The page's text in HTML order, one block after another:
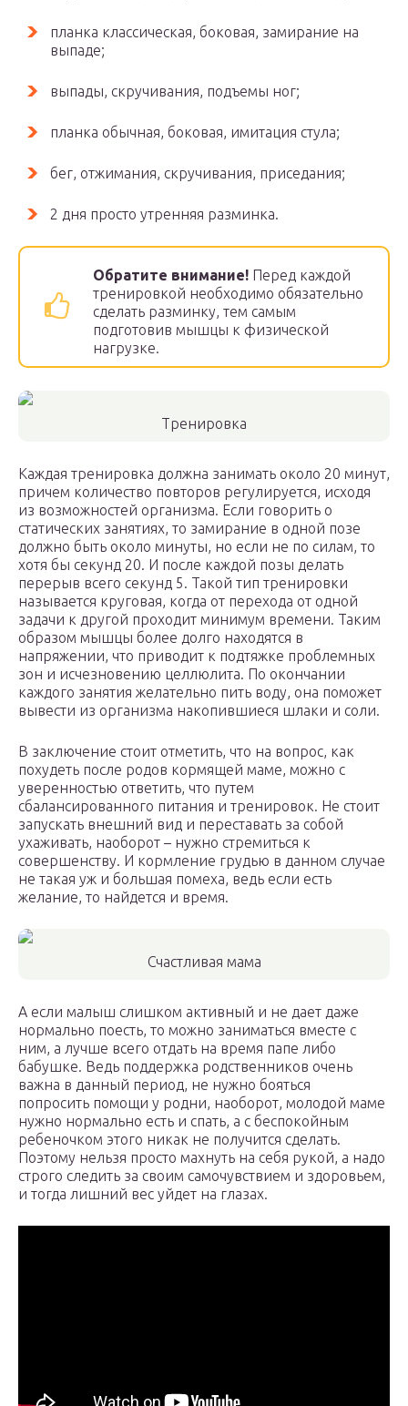
планка классическая, боковая, замирание на
выпаде;
выпады, скручивания, подъемы ног;
планка обычная, боковая, имитация стула;
бег, отжимания, скручивания, приседания;
2 дня просто утренняя разминка.
Обратите внимание! Перед каждой
тренировкой необходимо обязательно
сделать разминку, тем самым
подготовив мышцы к физической
нагрузке.
Тренировка
Каждая тренировка должна занимать около 20 минут,
причем количество повторов регулируется, исходя
из возможностей организма. Если говорить о
статических занятиях, то замирание в одной позе
должно быть около минуты, но если не по силам, то
хотя бы секунд 20. И после каждой позы делать
перерыв всего секунд 5. Такой тип тренировки
называется круговая, когда от перехода от одной
задачи к другой проходит минимум времени. Таким
образом мышцы более долго находятся в
напряжении, что приводит к подтяжке проблемных
зон и исчезновению целлюлита. По окончании
каждого занятия желательно пить воду, она поможет
вывести из организма накопившиеся шлаки и соли.
В заключение стоит отметить, что на вопрос, как
похудеть после родов кормящей маме, можно с
уверенностью ответить, что путем
сбалансированного питания и тренировок. Не стоит
запускать внешний вид и переставать за собой
ухаживать, наоборот – нужно стремиться к
совершенству. И кормление грудью в данном случае
не такая уж и большая помеха, ведь если есть
желание, то найдется и время.
Счастливая мама
А если малыш слишком активный и не дает даже
нормально поесть, то можно заниматься вместе с
ним, а лучше всего отдать на время папе либо
бабушке. Ведь поддержка родственников очень
важна в данный период, не нужно бояться
попросить помощи у родни, наоборот, молодой маме
нужно нормально есть и спать, а с беспокойным
ребеночком этого никак не получится сделать.
Поэтому нельзя просто махнуть на себя рукой, а надо
строго следить за своим самочувствием и здоровьем,
и тогда лишний вес уйдет на глазах.